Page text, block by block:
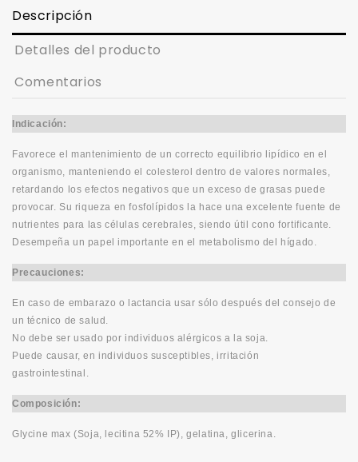
Descripción
Detalles del producto
Comentarios
Indicación:
Favorece el mantenimiento de un correcto equilibrio lipídico en el
organismo, manteniendo el colesterol dentro de valores normales,
retardando los efectos negativos que un exceso de grasas puede
provocar. Su riqueza en fosfolípidos la hace una excelente fuente de
nutrientes para las células cerebrales, siendo útil cono fortificante.
Desempeña un papel importante en el metabolismo del hígado.
Precauciones:
En caso de embarazo o lactancia usar sólo después del consejo de
un técnico de salud.
No debe ser usado por individuos alérgicos a la soja.
Puede causar, en individuos susceptibles, irritación
gastrointestinal.
Composición:
Glycine max (Soja, lecitina 52% IP), gelatina, glicerina.